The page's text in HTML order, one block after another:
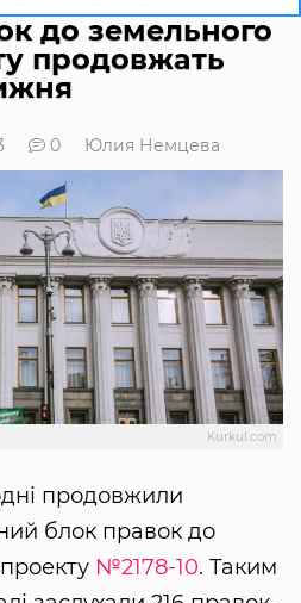
до земельного
продовжать
0 Юлия Немцева
Kurkul.com
продовжили
блок правок до
№2178-10. Таким